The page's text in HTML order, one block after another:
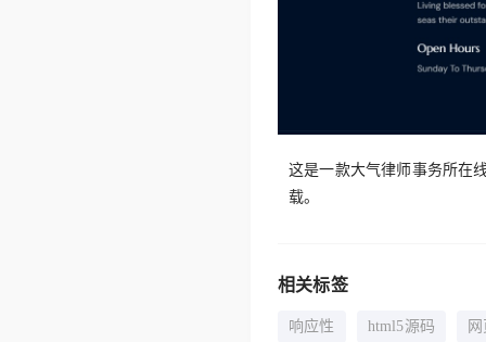
这是一款大气律师事务所在
载。
相关标签
响应性 html5源码